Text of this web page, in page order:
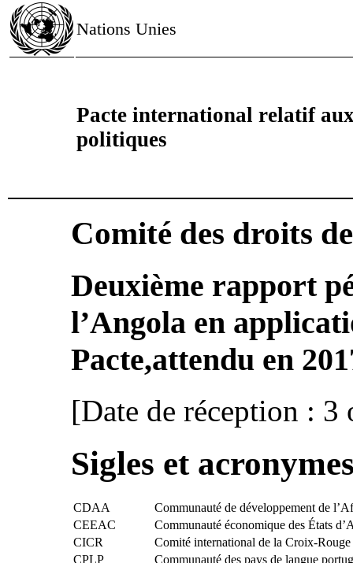
Nations Unies
Pacte international relatif
politiques
Comité des droits
Deuxième rapport
l’Angola en
Pacte,attendu en
[Date de réception : 3
Sigles et
CDAA
Communauté de développement de
CEEAC
Communauté économique des États
CICR
Comité international de la Croix-Rouge
CPLP
Communauté des pays de langue